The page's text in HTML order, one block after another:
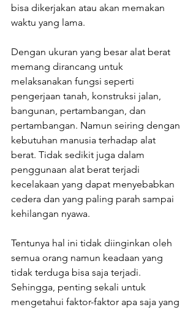
bisa dikerjakan atau akan memakan
waktu yang lama.
Dengan ukuran yang besar alat berat
memang dirancang untuk
melaksanakan fungsi seperti
pengerjaan tanah, konstruksi jalan,
bangunan, pertambangan, dan
pertambangan. Namun seiring dengan
kebutuhan manusia terhadap alat
berat. Tidak sedikit juga dalam
penggunaan alat berat terjadi
kecelakaan yang dapat menyebabkan
cedera dan yang paling parah sampai
kehilangan nyawa.
Tentunya hal ini tidak diinginkan oleh
semua orang namun keadaan yang
tidak terduga bisa saja terjadi.
Sehingga, penting sekali untuk
mengetahui faktor-faktor apa saja yang